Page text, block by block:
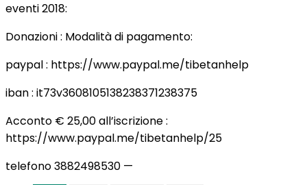
eventi 2018:
Donazioni : Modalità di pagamento:
paypal : https://www.paypal.me/tibetanhelp
iban : it73v3608105138238371238375
Acconto € 25,00 all’iscrizione :
https://www.paypal.me/tibetanhelp/25
telefono 3882498530 —